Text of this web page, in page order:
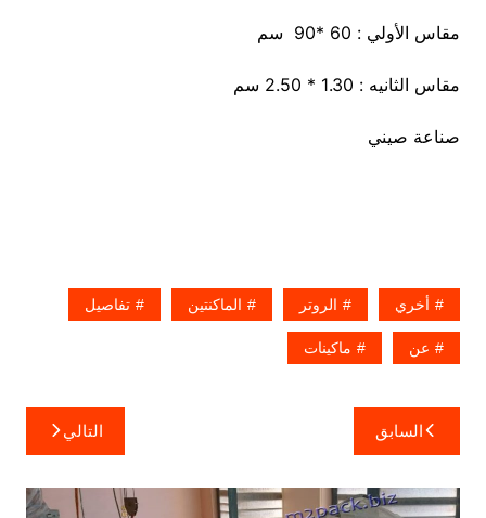
مقاس الأولي : 60 *90 سم
مقاس الثانيه : 1.30 * 2.50 سم
صناعة صيني
أخري الروتر الماكنتين تفاصيل
عن ماكينات
تصفّح
المقالات
السابق التالي